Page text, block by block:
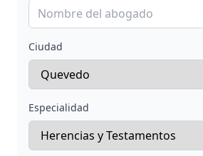
Ciudad
Especialidad